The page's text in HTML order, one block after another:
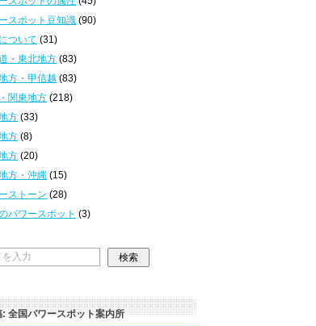
スポット豆知識 (90)
ついて (31)
・東北地方 (83)
方・甲信越 (83)
関東地方 (218)
方 (33)
方 (8)
方 (20)
方・沖縄 (15)
ストーン (28)
パワースポット (3)
全国パワースポット案内所